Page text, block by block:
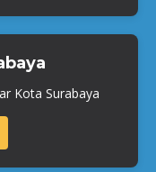
Kota Surabaya